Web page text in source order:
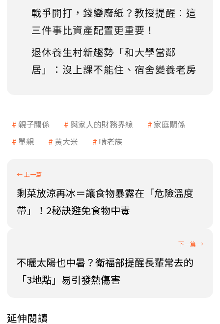
戰爭開打，錢變廢紙？教授提醒：這
三件事比資產配置更重要！
退休養生村新趨勢「和大學當鄰
居」：沒上課不能住、宿舍變養老房
親子關係 與家人的財務界線
家庭關係
單親
黃大米 啃老族
剩菜放涼再冰＝讓食物暴露在「危險溫度
帶」！2秘訣避免食物中毒
不曬太陽也中暑？衛福部提醒長輩常去的
「3地點」易引發熱傷害
延伸閱讀